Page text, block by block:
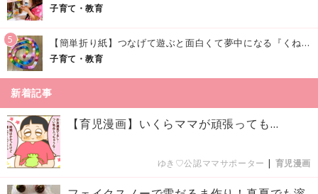
子育て・教育
5 【簡単折り紙】つなげて遊ぶと面白くて夢中になる『くねくねへびさんの作り方』
子育て・教育
新着記事
【育児漫画】いくらママが頑張っても…
ゆき♡公認ママサポーター | 育児漫画